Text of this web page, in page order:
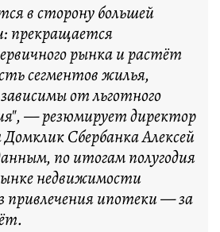
в сторону большей
прекращается
рынка и растёт
сегментов жилья,
от льготного
— резюмирует директор
Сбербанка Алексей
по итогам полугодия
недвижимости
привлечения ипотеки — за